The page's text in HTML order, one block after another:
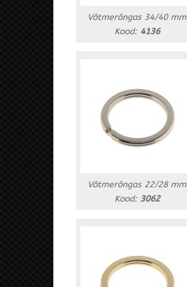
Võtmerõngas 34/40 mm
Kood: 4136
Võtmerõngas 22/28 mm
Kood: 3062